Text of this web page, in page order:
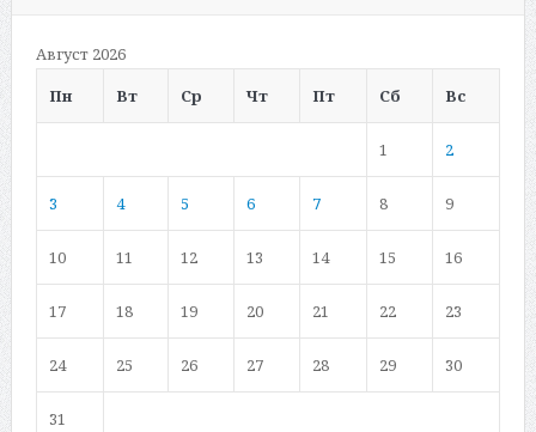
Август 2026
Пн
Вт Ср Чт Пт Сб Вс
1 2
3 4 5 6 7 8 9
10 11 12 13 14 15 16
17 18 19 20 21 22 23
24 25 26 27 28 29 30
31